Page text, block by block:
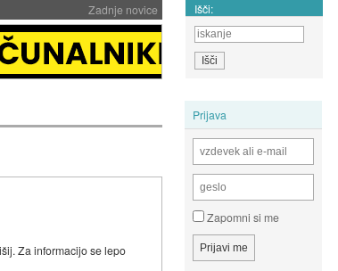
Zadnje novice Išči:
Prijava
Zapomni si me
Za informacijo se lepo